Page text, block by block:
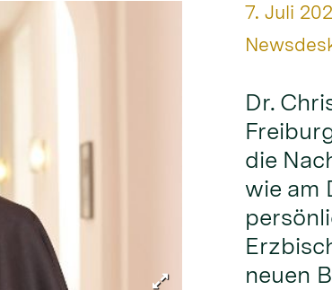
Datum:
7. Juli
Von:
Dr.
die
wie am
neuen